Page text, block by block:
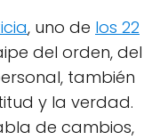
, uno de los 22
del orden, del
también
y la verdad.
de cambios,